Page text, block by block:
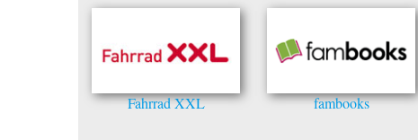
Fahrrad XXL fambooks